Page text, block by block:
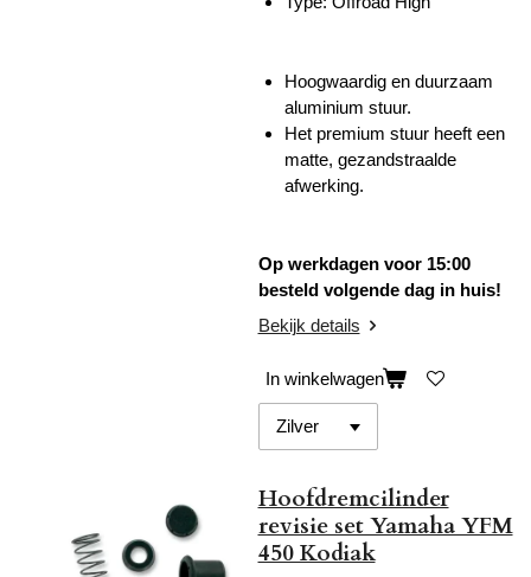
Hoogwaardig en duurzaam
aluminium stuur.
Het premium stuur heeft een
matte, gezandstraalde
afwerking.
Op werkdagen voor 15:00
besteld volgende dag in huis!
Bekijk details
In winkelwagen
Hoofdremcilinder
revisie set Yamaha YFM
450 Kodiak